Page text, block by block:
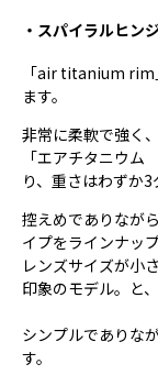
・スパイラルヒン
「air titanium rim
ます。
非常に柔軟で強く
「エアチタニウ
り、重さはわずか3
控えめでありなが
イプをラインナップ
レンズサイズが小
印象のモデル。と
シンプルでありな
す。